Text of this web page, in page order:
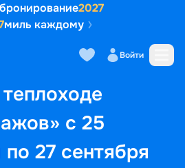
2027
миль каждому
Войти
с 25
27 сентября
кают Маршрут и